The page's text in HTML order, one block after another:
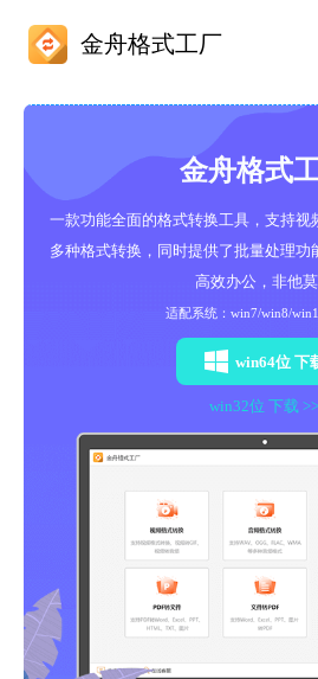
金舟格式工厂
金舟格式
一款功能全面的格式转换工具，支持视
多种格式转换，同时提供了批量处理功
高效办公，非他
适配系统：win7/win8/
win64位 下
win32位 下载 >>